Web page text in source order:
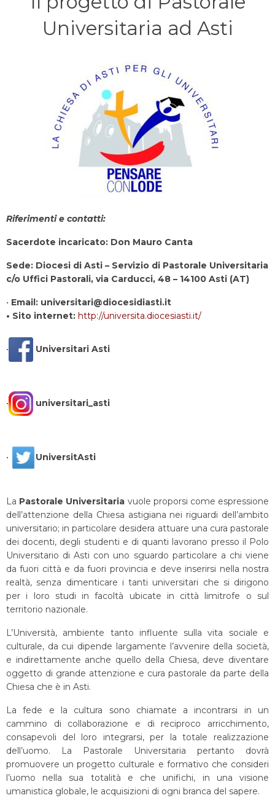
Universitaria ad Asti
Riferimenti e contatti:
Sacerdote incaricato: Don Mauro Canta
Sede: Diocesi di Asti – Servizio di Pastorale Universitaria
c/o Uffici Pastorali, via Carducci, 48 – 14100 Asti (AT)
• Email: universitari@diocesidiasti.it
• Sito internet: http://universita.diocesiasti.it/
• Universitari Asti
• universitari_asti
• UniversitAsti
La Pastorale Universitaria vuole proporsi come espressione
dell’attenzione della Chiesa astigiana nei riguardi dell’ambito
universitario; in particolare desidera attuare una cura pastorale
dei docenti, degli studenti e di quanti lavorano presso il Polo
Universitario di Asti con uno sguardo particolare a chi viene
da fuori città e da fuori provincia e deve inserirsi nella nostra
realtà, senza dimenticare i tanti universitari che si dirigono
per i loro studi in facoltà ubicate in città limitrofe o sul
territorio nazionale.
L’Università, ambiente tanto influente sulla vita sociale e
culturale, da cui dipende largamente l’avvenire della società,
e indirettamente anche quello della Chiesa, deve diventare
oggetto di grande attenzione e cura pastorale da parte della
Chiesa che è in Asti.
La fede e la cultura sono chiamate a incontrarsi in un
cammino di collaborazione e di reciproco arricchimento,
consapevoli del loro integrarsi, per la totale realizzazione
dell’uomo. La Pastorale Universitaria pertanto dovrà
promuovere un progetto culturale e formativo che consideri
l’uomo nella sua totalità e che unifichi, in una visione
umanistica globale, le acquisizioni di ogni branca del sapere.